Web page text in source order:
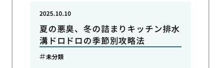
夏の悪臭、冬の詰まりキッチン排水
溝ドロドロの季節別攻略法
2025.10.10
未分類